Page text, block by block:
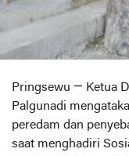
Pringsewu — Ketua
Palgunadi
peredam dan
saat menghadiri